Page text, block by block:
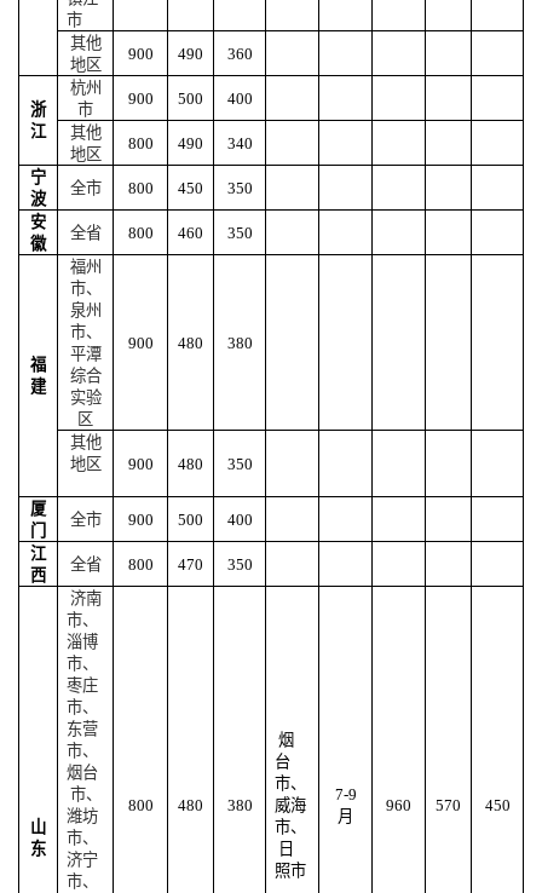
市
其他
地区
900 490 360
浙
江
杭州
市
900 500
400
其他
地区
800 490
340
宁
波
全市 800 450
350
安
徽
全省 800 460 350
福
建
福州
市、
泉州
市、
平潭
综合
实验
区
900 480 380
其他
地区
900 480 350
厦
门
全市 900 500
400
江
西
全省 800 470 350
山
东
济南
市、
淄博
市、
枣庄
市、
东营
市、
烟台
市、
潍坊
市、
济宁
市、
800 480 380
烟
台
市、
威海
市、
日
照市
7-9
月
960 570 450